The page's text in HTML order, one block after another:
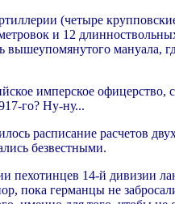
(четыре
и 12
мануала,
имперское
го? Ну-ну...
расписание
безвестными.
14-й дивизии
германцы не